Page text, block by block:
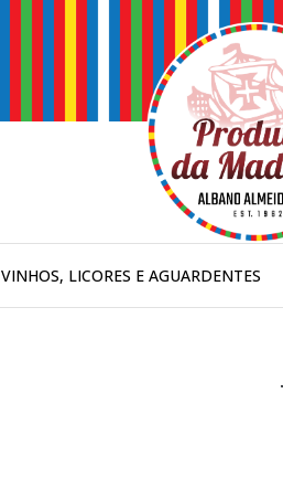
VINHOS, LICORES E AGUARDENTES